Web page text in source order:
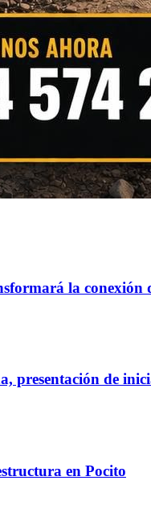
la conexión
presentación de
en Pocito